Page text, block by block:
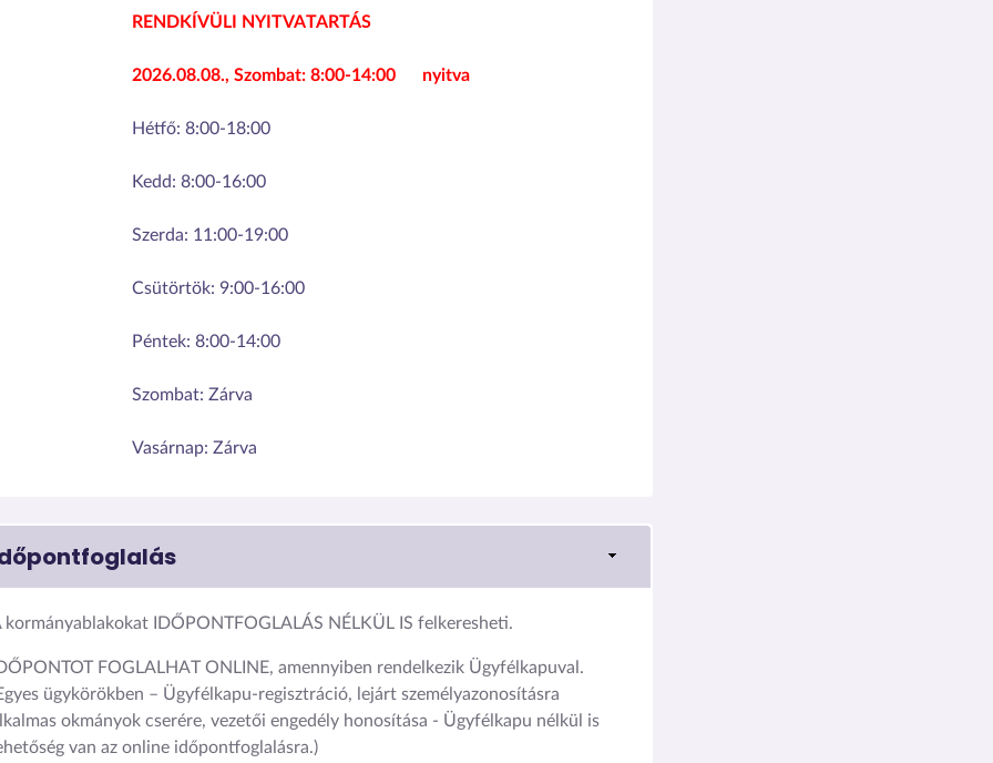
Hétfő: 8:00-18:00
Kedd: 8:00-16:00
Szerda: 11:00-19:00
Csütörtök: 9:00-16:00
Péntek: 8:00-14:00
Szombat: Zárva
Vasárnap: Zárva
RENDKÍVÜLI NYITVATARTÁS
2026.08.08., Szombat: 8:00-14:00 nyitva
kormányablakokat IDŐPONTFOGLALÁS NÉLKÜL IS felkeresheti.
FOGLALHAT ONLINE, amennyiben rendelkezik Ügyfélkapuval.
ügykörökben – Ügyfélkapu-regisztráció, lejárt személyazonosításra
okmányok cserére, vezetői engedély honosítása - Ügyfélkapu nélkül is
van az online időpontfoglalásra.)